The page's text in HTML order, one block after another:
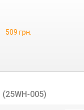
509 грн.
(25WH-005)